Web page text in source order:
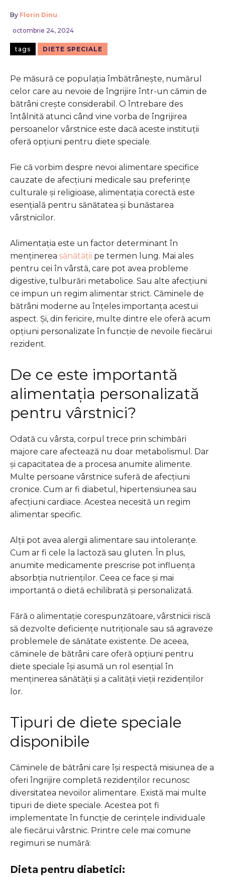
By Florin Dinu
octombrie 24, 2024
tags DIETE SPECIALE
Pe măsură ce populația îmbătrânește, numărul
celor care au nevoie de îngrijire într-un cămin de
bătrâni crește considerabil. O întrebare des
întâlnită atunci când vine vorba de îngrijirea
persoanelor vârstnice este dacă aceste instituții
oferă opțiuni pentru diete speciale.
Fie că vorbim despre nevoi alimentare specifice
cauzate de afecțiuni medicale sau preferințe
culturale și religioase, alimentația corectă este
esențială pentru sănătatea și bunăstarea
vârstnicilor.
Alimentația este un factor determinant în
menținerea sănătății pe termen lung. Mai ales
pentru cei în vârstă, care pot avea probleme
digestive, tulburări metabolice. Sau alte afecțiuni
ce impun un regim alimentar strict. Căminele de
bătrâni moderne au înțeles importanța acestui
aspect. Și, din fericire, multe dintre ele oferă acum
opțiuni personalizate în funcție de nevoile fiecărui
rezident.
De ce este importantă
alimentația personalizată
pentru vârstnici?
Odată cu vârsta, corpul trece prin schimbări
majore care afectează nu doar metabolismul. Dar
și capacitatea de a procesa anumite alimente.
Multe persoane vârstnice suferă de afecțiuni
cronice. Cum ar fi diabetul, hipertensiunea sau
afecțiuni cardiace. Acestea necesită un regim
alimentar specific.
Alții pot avea alergii alimentare sau intoleranțe.
Cum ar fi cele la lactoză sau gluten. În plus,
anumite medicamente prescrise pot influența
absorbția nutrienților. Ceea ce face și mai
importantă o dietă echilibrată și personalizată.
Fără o alimentație corespunzătoare, vârstnicii riscă
să dezvolte deficiențe nutriționale sau să agraveze
problemele de sănătate existente. De aceea,
căminele de bătrâni care oferă opțiuni pentru
diete speciale își asumă un rol esențial în
menținerea sănătății și a calității vieții rezidenților
lor.
Tipuri de diete speciale
disponibile
Căminele de bătrâni care își respectă misiunea de a
oferi îngrijire completă rezidenților recunosc
diversitatea nevoilor alimentare. Există mai multe
tipuri de diete speciale. Acestea pot fi
implementate în funcție de cerințele individuale
ale fiecărui vârstnic. Printre cele mai comune
regimuri se numără:
Dieta pentru diabetici: